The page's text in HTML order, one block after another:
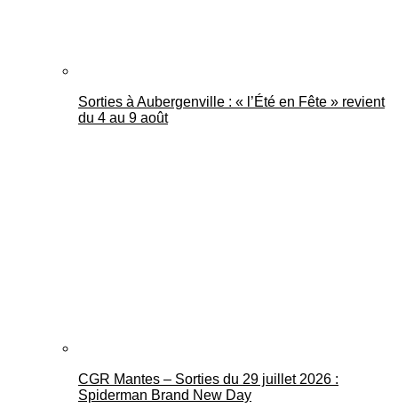
Sorties à Aubergenville : « l’Été en Fête » revient
du 4 au 9 août
CGR Mantes – Sorties du 29 juillet 2026 :
Spiderman Brand New Day